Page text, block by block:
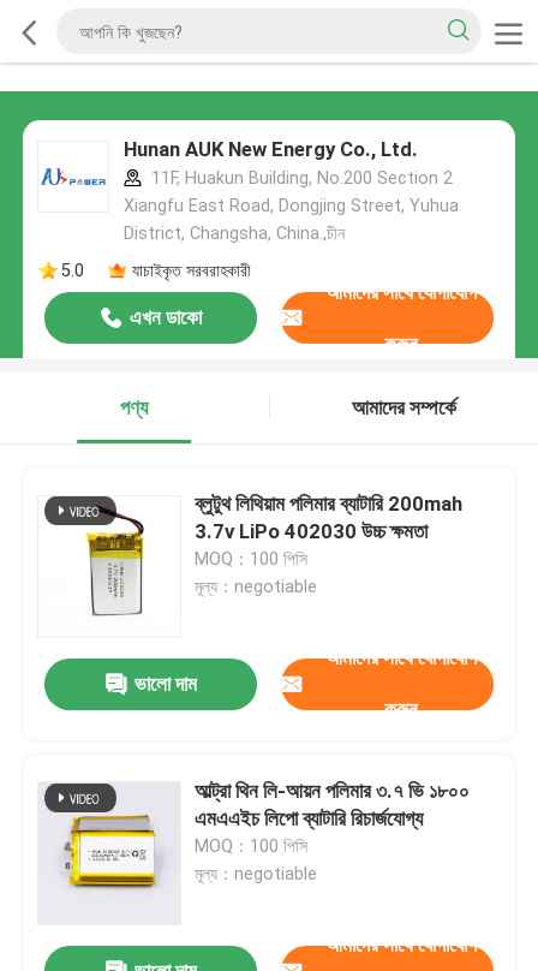
Hunan AUK New Energy Co., Ltd.
11F, Huakun Building, No.200 Section 2
Xiangfu East Road, Dongjing Street, Yuhua
District, Changsha, China.,চীন
5.0
যাচাইকৃত সরবরাহকারী
এখন ডাকো
আমাদের সাথে যোগাযোগ
করুন
পণ্য আমাদের সম্পর্কে
ব্লুটুথ লিথিয়াম পলিমার ব্যাটারি 200mah
3.7v LiPo 402030 উচ্চ ক্ষমতা
MOQ：100 পিসি
মূল্য：negotiable
ভালো দাম
আমাদের সাথে যোগাযোগ
করুন
আল্ট্রা থিন লি-আয়ন পলিমার ৩.৭ ভি ১৮০০
এমএএইচ লিপো ব্যাটারি রিচার্জযোগ্য
MOQ：100 পিসি
মূল্য：negotiable
আমাদের সাথে যোগাযোগ